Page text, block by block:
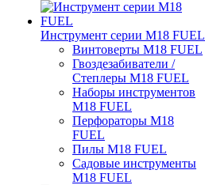
Инструмент серии M18 FUEL
Винтоверты M18 FUEL
Гвоздезабиватели /
Степлеры M18 FUEL
Наборы инструментов
M18 FUEL
Перфораторы M18
FUEL
Пилы M18 FUEL
Садовые инструменты
M18 FUEL